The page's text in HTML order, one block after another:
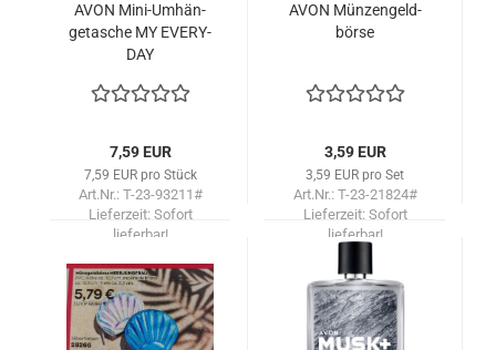
AVON Mini-​Um­hän­
ge­ta­sche MY EVER­Y­
DAY
7,59 EUR
7,59 EUR pro Stück
Art.Nr.: T-23-93211#
Lieferzeit: Sofort
lieferbar!
AVON Mün­zen­geld­
bör­se
3,59 EUR
3,59 EUR pro Set
Art.Nr.: T-23-21824#
Lieferzeit: Sofort
lieferbar!